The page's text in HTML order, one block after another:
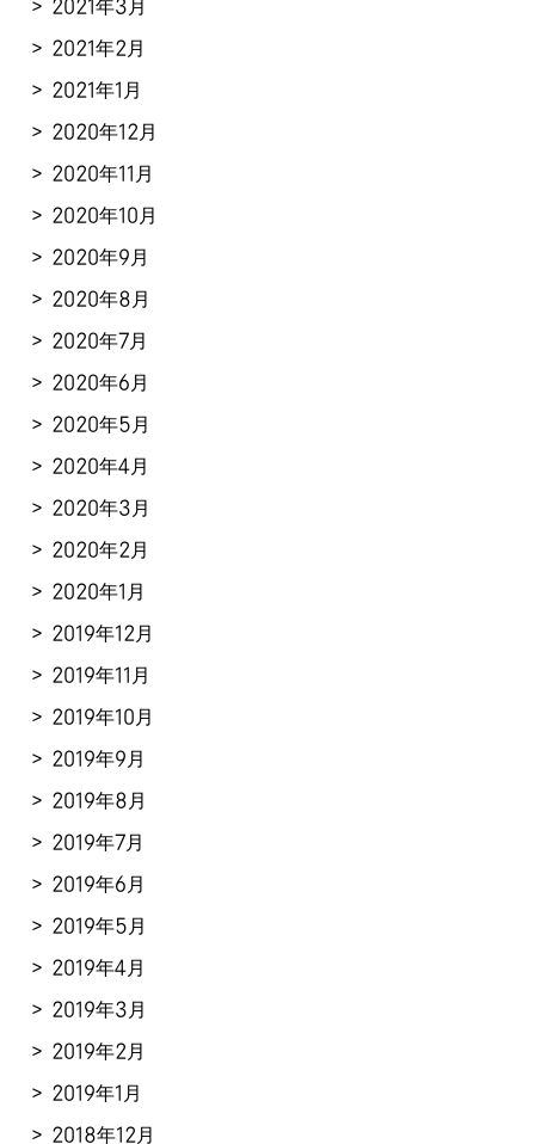
2021年3月
2021年2月
2021年1月
2020年12月
2020年11月
2020年10月
2020年9月
2020年8月
2020年7月
2020年6月
2020年5月
2020年4月
2020年3月
2020年2月
2020年1月
2019年12月
2019年11月
2019年10月
2019年9月
2019年8月
2019年7月
2019年6月
2019年5月
2019年4月
2019年3月
2019年2月
2019年1月
2018年12月